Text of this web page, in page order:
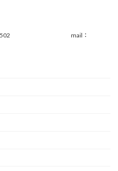
0547-35-6502 mail：